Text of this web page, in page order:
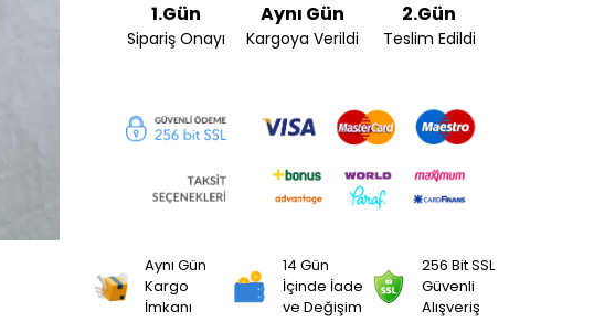
1.Gün
Sipariş Onayı
Aynı Gün
Kargoya Verildi
2.Gün
Teslim Edildi
Aynı Gün
Kargo
İmkanı
14 Gün
İçinde İade
ve Değişim
256 Bit SSL
Güvenli
Alışveriş